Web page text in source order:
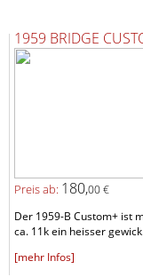
1959 BRIDGE
Preis ab: 180,00 €
Der 1959-B Custom+ ist
ca. 11k ein heisser
[mehr Infos]